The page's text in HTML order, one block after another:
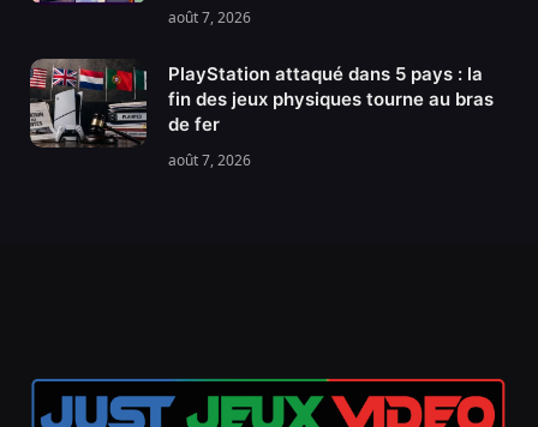
août 7, 2026
PlayStation attaqué dans 5 pays : la
fin des jeux physiques tourne au bras
de fer
août 7, 2026